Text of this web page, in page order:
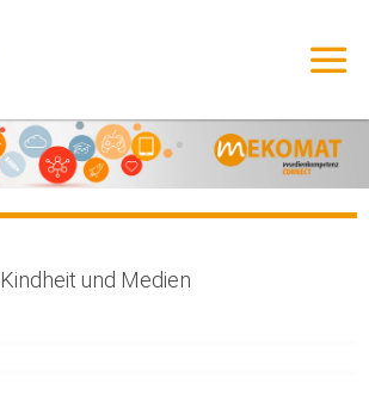
Kindheit und Medien